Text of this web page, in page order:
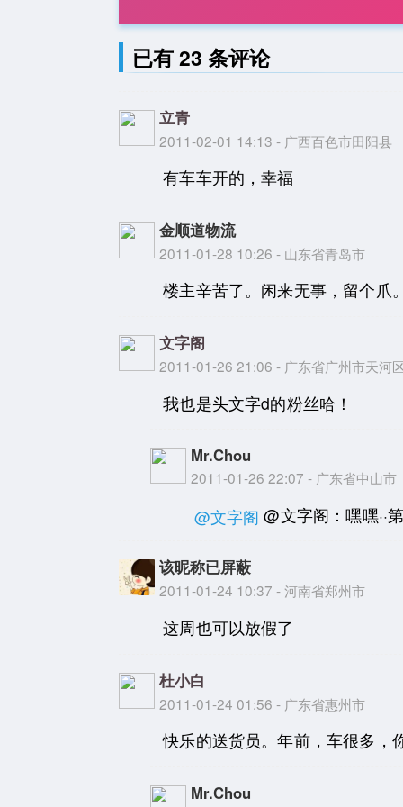
已有 23 条评论
立青
2011-02-01 14:13 - 广西百色市田阳县
有车车开的，幸福
金顺道物流
2011-01-28 10:26 - 山东省青岛市
楼主辛苦了。闲来无事，留个爪
文字阁
2011-01-26 21:06 - 广东省广州市天河
我也是头文字d的粉丝哈！
Mr.Chou
2011-01-26 22:07 - 广东省中山市
@文字阁 @文字阁：嘿嘿··
该昵称已屏蔽
2011-01-24 10:37 - 河南省郑州市
这周也可以放假了
杜小白
2011-01-24 01:56 - 广东省惠州市
快乐的送货员。年前，车很多，
Mr.Chou